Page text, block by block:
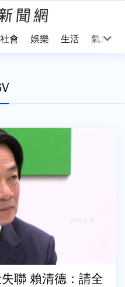
社會 娛樂 生活 氣象
聯 賴清德：請全